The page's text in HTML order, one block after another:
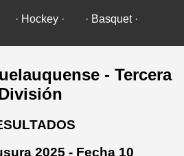
· Hockey · · Basquet ·
- Tercera
2025 - Fecha 10